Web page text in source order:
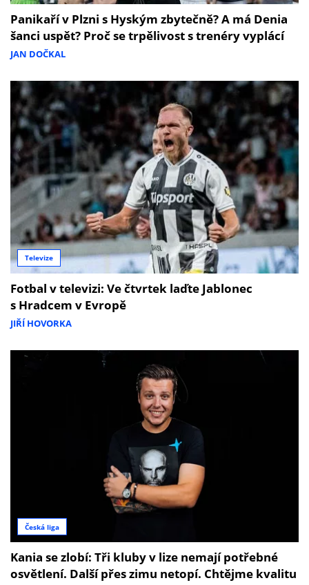
Panikaří v Plzni s Hyským zbytečně? A má Denia
šanci uspět? Proč se trpělivost s trenéry vyplácí
JAN DOČKAL
Televize
Fotbal v televizi: Ve čtvrtek laďte Jablonec
s Hradcem v Evropě
JIŘÍ HOVORKA
Česká liga
Kania se zlobí: Tři kluby v lize nemají potřebné
osvětlení. Další přes zimu netopí. Chtějme kvalitu